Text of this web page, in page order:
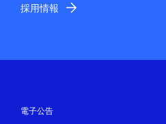
採用情報
電子公告